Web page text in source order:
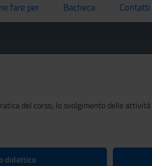
fare per Bacheca
current Contatti
current
del corso, lo svolgimento delle
didattico